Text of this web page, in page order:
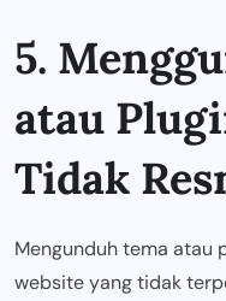
5.
atau
Tidak
Mengunduh tema atau
website yang tidak